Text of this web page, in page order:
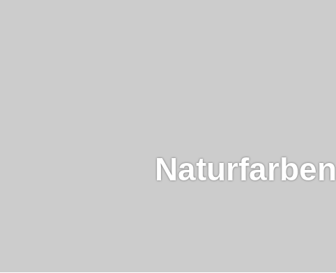
Naturfarben